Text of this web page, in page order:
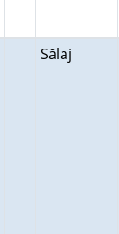
Sălaj